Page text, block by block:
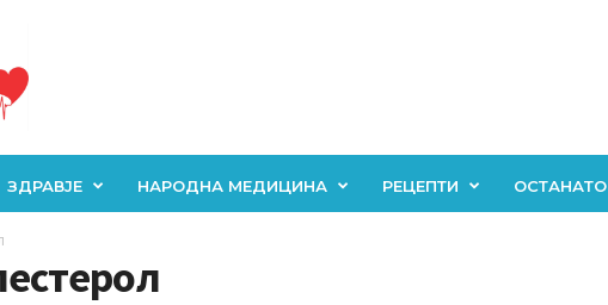
ЗДРАВЈЕ НАРОДНА МЕДИЦИНА РЕЦЕПТИ ОСТАНАТО